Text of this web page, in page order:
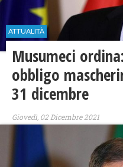
ATTUALITÀ
Musumeci
obbligo
31 dicembre
Giovedì, 02 Dicembre 2021